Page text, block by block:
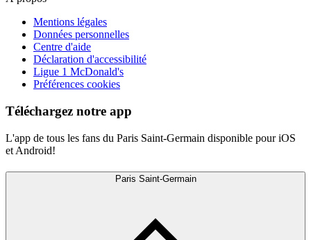
Mentions légales
Données personnelles
Centre d'aide
Déclaration d'accessibilité
Ligue 1 McDonald's
Préférences cookies
Téléchargez notre app
L'app de tous les fans du Paris Saint-Germain disponible pour iOS
et Android!
Paris Saint-Germain